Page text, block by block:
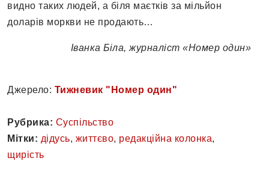
видно таких людей, а біля маєтків за мільйон
доларів моркви не продають…
Іванка Біла, журналіст «Номер один»
Джерело: Тижневик "Номер один"
Рубрика: Суспільство
Мітки: дідусь, життєво, редакційна колонка,
щирість